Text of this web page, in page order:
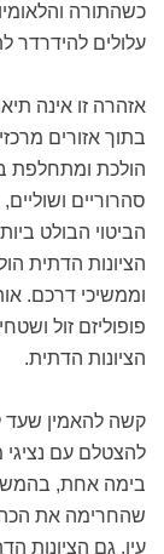
כשהתורה
עלולים להידרדר
אזהרה זו אינה
בתוך אזורים
הולכת ומתחלפת
סהרוריים
הביטוי הבולט
הציונות הדתית
וממשיכי דרכם.
פופוליזם זול
הציונות הדתית.
קשה להאמין שעד
להצטלם עם
בימה אחת,
שהחרימה את
עין. גם הציונות